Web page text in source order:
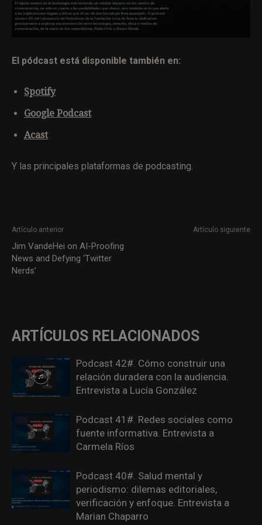
El pódcast está disponible también en:
Spotify
Google Podcast
Acast
Y las principales plataformas de podcasting.
Artículo anterior
Jim VandeHei on AI-Proofing
News and Defying ‘Twitter
Nerds’
Artículo siguiente
ARTÍCULOS RELACIONADOS
Podcast 42#. Cómo construir una
relación duradera con la audiencia.
Entrevista a Lucía González
Podcast 41#. Redes sociales como
fuente informativa. Entrevista a
Carmela Ríos
Podcast 40#. Salud mental y
periodismo: dilemas editoriales,
verificación y enfoque. Entrevista a
Marian Chaparro